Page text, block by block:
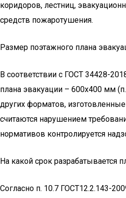
коридоров, лестниц,
средств пожаротушения.
Размер поэтажного плана
В соответствии с ГОСТ 34428-
плана эвакуации – 600х400 мм
других форматов,
считаются нарушением
нормативов контролируется
На какой срок разрабатывается
Согласно п. 10.7 ГОСТ12.2.143-